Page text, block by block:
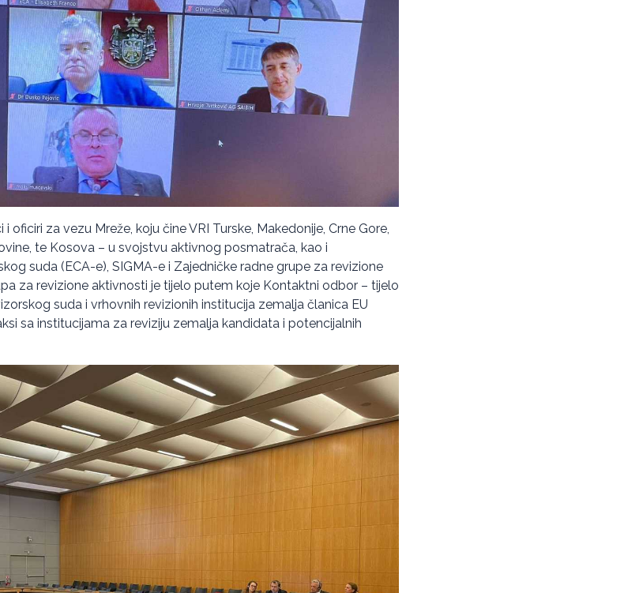
oficiri za vezu Mreže, koju čine VRI Turske, Makedonije, Crne Gore,
te Kosova – u svojstvu aktivnog posmatrača, kao i
suda (ECA-e), SIGMA-e i Zajedničke radne grupe za revizione
za revizione aktivnosti je tijelo putem koje Kontaktni odbor – tijelo
suda i vrhovnih revizionih institucija zemalja članica EU
sa institucijama za reviziju zemalja kandidata i potencijalnih